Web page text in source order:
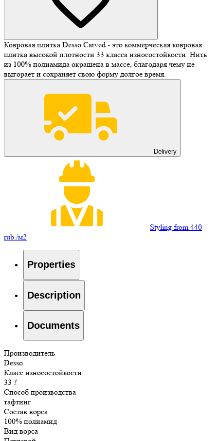
Ковровая плитка Desso Carved - это коммерческая ковровая
плитка высокой плотности 33 класса износостойкости. Нить
из 100% полиамида окрашена в массе, благодаря чему не
выгорает и сохраняет свою форму долгое время.
Delivery
Styling from 440
rub./м2
Properties
Description
Documents
Производитель
Desso
Класс износостойкости
33 !
Способ производства
тафтинг
Состав ворса
100% полиамид
Вид ворса